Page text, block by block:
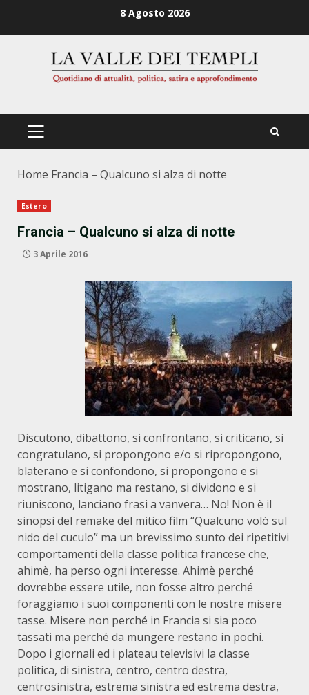
8 Agosto 2026
PRIMÄRES
Home Francia – Qualcuno si alza di notte
Estero
Francia – Qualcuno si alza di notte
3 Aprile 2016
Discutono, dibattono, si confrontano, si criticano, si
congratulano, si propongono e/o si ripropongono,
blaterano e si confondono, si propongono e si
mostrano, litigano ma restano, si dividono e si
riuniscono, lanciano frasi a vanvera… No! Non è il
sinopsi del remake del mitico film “Qualcuno volò sul
nido del cuculo” ma un brevissimo sunto dei ripetitivi
comportamenti della classe politica francese che,
ahimè, ha perso ogni interesse. Ahimè perché
dovrebbe essere utile, non fosse altro perché
foraggiamo i suoi componenti con le nostre misere
tasse. Misere non perché in Francia si sia poco
tassati ma perché da mungere restano in pochi.
Dopo i giornali ed i plateau televisivi la classe
politica, di sinistra, centro, centro destra,
centrosinistra, estrema sinistra ed estrema destra,